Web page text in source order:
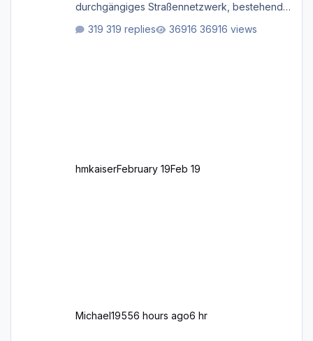
durchgängiges Straßen­netzwerk, bestehend
sekundären, tertiären und sonstigen Straßen,
319 replies 36916 views
hmkaiserFebruary 19Feb 19
Michael19556 hours ago6 hr